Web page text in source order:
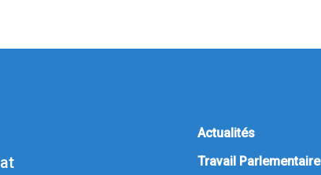
Actualités
Travail Parlementaire